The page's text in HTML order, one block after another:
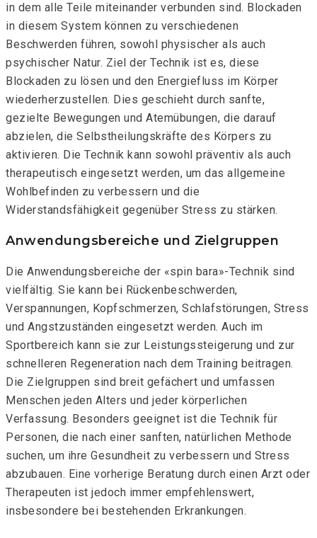
in dem alle Teile miteinander verbunden sind. Blockaden
in diesem System können zu verschiedenen
Beschwerden führen, sowohl physischer als auch
psychischer Natur. Ziel der Technik ist es, diese
Blockaden zu lösen und den Energiefluss im Körper
wiederherzustellen. Dies geschieht durch sanfte,
gezielte Bewegungen und Atemübungen, die darauf
abzielen, die Selbstheilungskräfte des Körpers zu
aktivieren. Die Technik kann sowohl präventiv als auch
therapeutisch eingesetzt werden, um das allgemeine
Wohlbefinden zu verbessern und die
Widerstandsfähigkeit gegenüber Stress zu stärken.
Anwendungsbereiche und Zielgruppen
Die Anwendungsbereiche der «spin bara»-Technik sind
vielfältig. Sie kann bei Rückenbeschwerden,
Verspannungen, Kopfschmerzen, Schlafstörungen, Stress
und Angstzuständen eingesetzt werden. Auch im
Sportbereich kann sie zur Leistungssteigerung und zur
schnelleren Regeneration nach dem Training beitragen.
Die Zielgruppen sind breit gefächert und umfassen
Menschen jeden Alters und jeder körperlichen
Verfassung. Besonders geeignet ist die Technik für
Personen, die nach einer sanften, natürlichen Methode
suchen, um ihre Gesundheit zu verbessern und Stress
abzubauen. Eine vorherige Beratung durch einen Arzt oder
Therapeuten ist jedoch immer empfehlenswert,
insbesondere bei bestehenden Erkrankungen.